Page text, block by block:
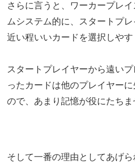
さらに言うと、ワーカープレ
ムシステム的に、スタートプ
近い程いいカードを選択しやす
スタートプレイヤーから遠い
ったカードは他のプレイヤー
ので、あまり記憶が役にたちま
そして一番の理由としてあげ